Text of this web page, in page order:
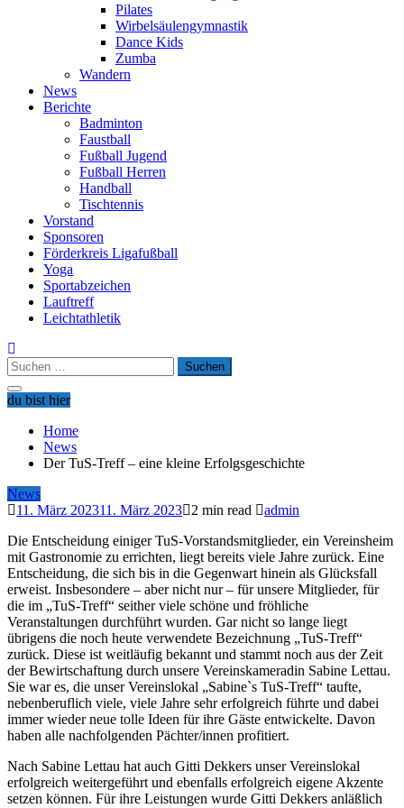
Pilates
Wirbelsäulengymnastik
Dance Kids
Zumba
Wandern
News
Berichte
Badminton
Faustball
Fußball Jugend
Fußball Herren
Handball
Tischtennis
Vorstand
Sponsoren
Förderkreis Ligafußball
Yoga
Sportabzeichen
Lauftreff
Leichtathletik
Suchen
nach:
du bist hier
Home
News
Der TuS-Treff – eine kleine Erfolgsgeschichte
News
11. März 202311. März 2023 2 min read
admin
Die Entscheidung einiger TuS-Vorstandsmitglieder, ein Vereinsheim
mit Gastronomie zu errichten, liegt bereits viele Jahre zurück. Eine
Entscheidung, die sich bis in die Gegenwart hinein als Glücksfall
erweist. Insbesondere – aber nicht nur – für unsere Mitglieder, für
die im „TuS-Treff“ seither viele schöne und fröhliche
Veranstaltungen durchführt wurden. Gar nicht so lange liegt
übrigens die noch heute verwendete Bezeichnung „TuS-Treff“
zurück. Diese ist weitläufig bekannt und stammt noch aus der Zeit
der Bewirtschaftung durch unsere Vereinskameradin Sabine Lettau.
Sie war es, die unser Vereinslokal „Sabine`s TuS-Treff“ taufte,
nebenberuflich viele, viele Jahre sehr erfolgreich führte und dabei
immer wieder neue tolle Ideen für ihre Gäste entwickelte. Davon
haben alle nachfolgenden Pächter/innen profitiert.
Nach Sabine Lettau hat auch Gitti Dekkers unser Vereinslokal
erfolgreich weitergeführt und ebenfalls erfolgreich eigene Akzente
setzen können. Für ihre Leistungen wurde Gitti Dekkers anläßlich